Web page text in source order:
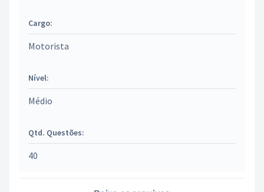
Cargo:
Motorista
Nível:
Médio
Qtd. Questões:
40